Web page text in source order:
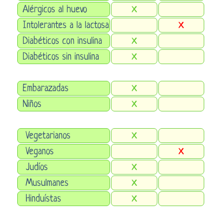
Alérgicos al huevo X
Intolerantes a la lactosa X
Diabéticos con insulina X
Diabéticos sin insulina X
Embarazadas X
Niños X
Vegetarianos X
Veganos X
Judíos X
Musulmanes X
Hinduístas X